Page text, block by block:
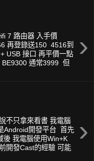
›
7 路由器 入手價
再登錄送150 4516到
USB 接口 再平價一點
BE9300 通常3999 但
›
不只拿來看書 我電腦
Android開發平台 首先
後 我電腦使用Win+K
開發Cast的經驗 可能